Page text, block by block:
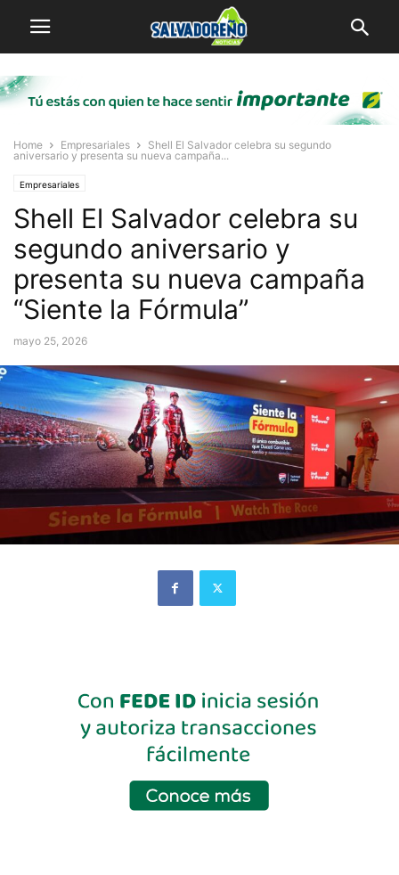
Home Empresariales
Shell El Salvador celebra su segundo
aniversario y presenta su nueva campaña...
Empresariales
Shell El Salvador celebra su
segundo aniversario y
presenta su nueva campaña
“Siente la Fórmula”
mayo 25, 2026